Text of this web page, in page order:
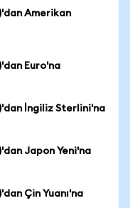
Amerikan
Euro'na
İngiliz Sterlini'na
Japon Yeni'na
Çin Yuanı'na